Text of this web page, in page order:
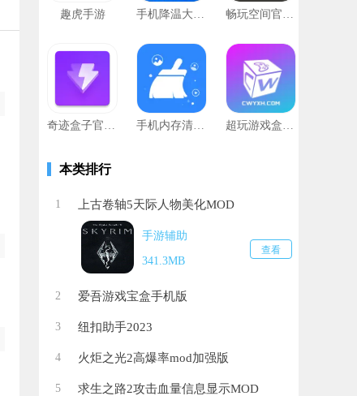
趣虎手游 手机降温大师神器 畅玩空间官网版
奇迹盒子官网版 手机内存清理工具 超玩游戏盒子最新版
本类排行
1 上古卷轴5天际人物美化MOD
手游辅助
341.3MB
查看
2 爱吾游戏宝盒手机版
3 纽扣助手2023
4 火炬之光2高爆率mod加强版
5 求生之路2攻击血量信息显示MOD